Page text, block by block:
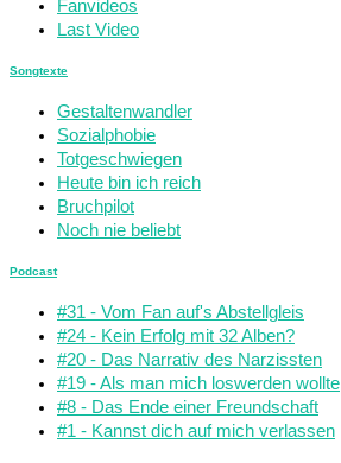
Fanvideos
Last Video
Songtexte
Gestaltenwandler
Sozialphobie
Totgeschwiegen
Heute bin ich reich
Bruchpilot
Noch nie beliebt
Podcast
#31 - Vom Fan auf's Abstellgleis
#24 - Kein Erfolg mit 32 Alben?
#20 - Das Narrativ des Narzissten
#19 - Als man mich loswerden wollte
#8 - Das Ende einer Freundschaft
#1 - Kannst dich auf mich verlassen